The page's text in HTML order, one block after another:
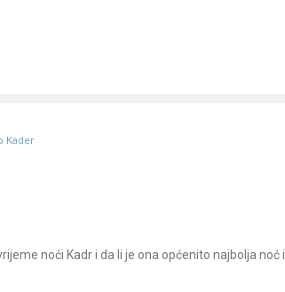
Kader
noći Kadr i da li je ona općenito najbolja noć i